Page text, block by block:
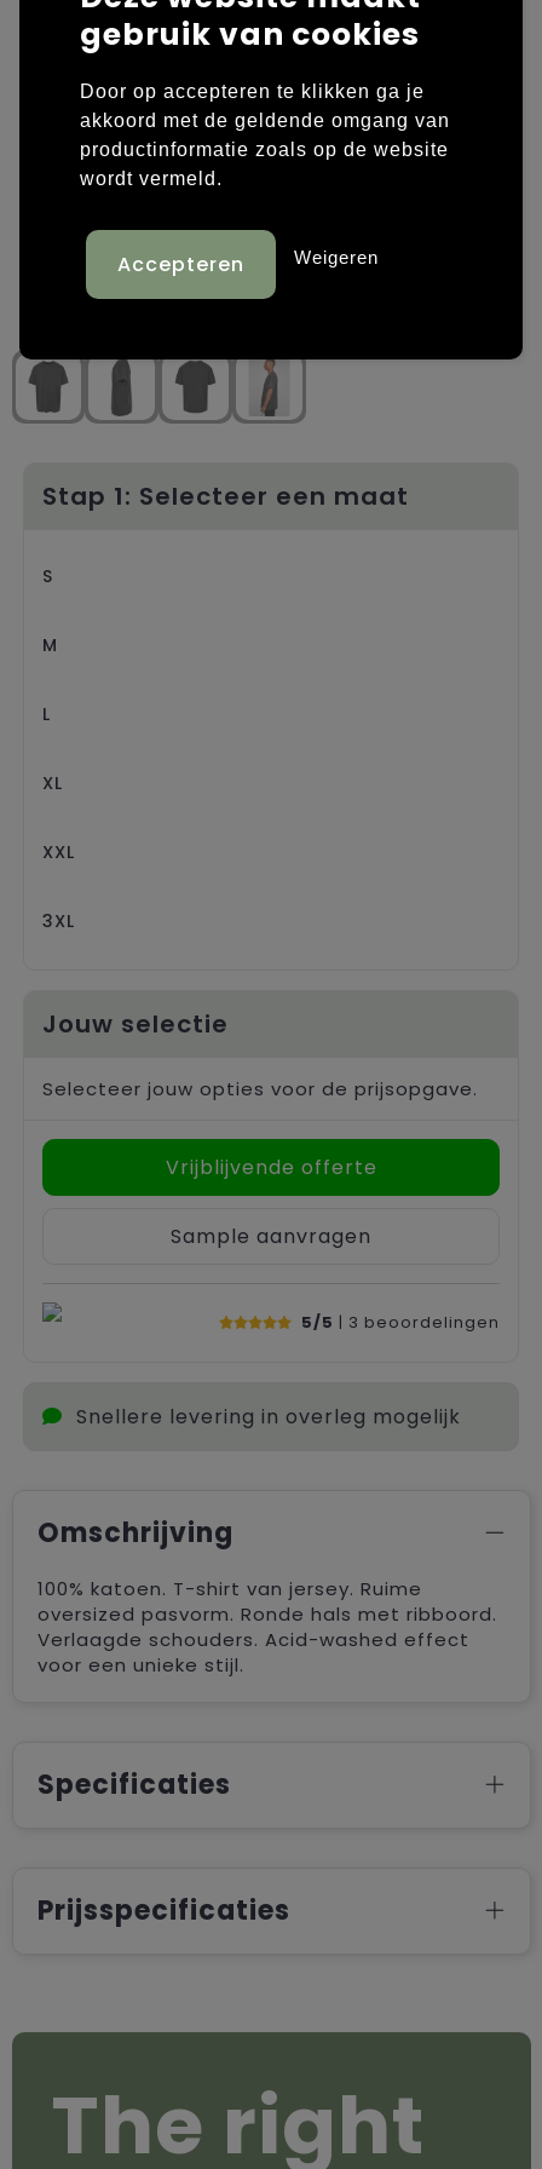
Laptop hoezen en tassen
Overige tassen
Papieren tassen
Reistassen
Schoudertassen
Tassen voor sport
Overige kleding
Polo's
Sweaters bedrukken
Vesten bedrukken
Stap 1: Selecteer een maat
S
M
L
XL
XXL
3XL
Jouw selectie
Selecteer jouw opties voor de prijsopgave.
Vrijblijvende offerte
Sample aanvragen
5/5 | 3 beoordelingen
Snellere levering in overleg mogelijk
Omschrijving
100% katoen. T-shirt van jersey. Ruime
oversized pasvorm. Ronde hals met ribboord.
Verlaagde schouders. Acid-washed effect
voor een unieke stijl.
Specificaties
Prijsspecificaties
The right
gebruik van cookies
Door op accepteren te klikken ga je
akkoord met de geldende omgang van
productinformatie zoals op de website
wordt vermeld.
Weigeren